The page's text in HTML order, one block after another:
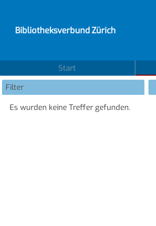
Bibliotheksverbund Zürich
Start
Filter
Es wurden keine Treffer gefunden.